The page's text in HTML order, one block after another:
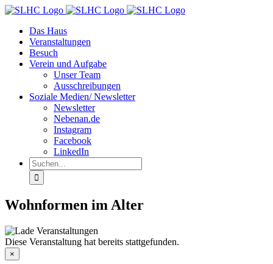
Zum
springenDas Haus
Veranstaltungen
Besuch
Verein und Aufgabe
Unser Team
Ausschreibungen
Soziale Medien/ Newsletter
Newsletter
Nebenan.de
Instagram
Facebook
LinkedIn
Suche
nach:
Wohnformen im Alter
Diese Veranstaltung hat bereits stattgefunden.
×